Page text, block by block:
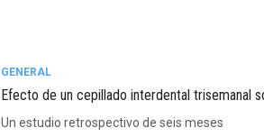
GENERAL
Efecto de un cepillado interdental trisemanal
Un estudio retrospectivo de seis meses